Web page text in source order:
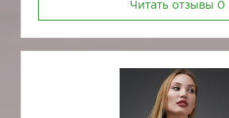
Читать отзывы 0